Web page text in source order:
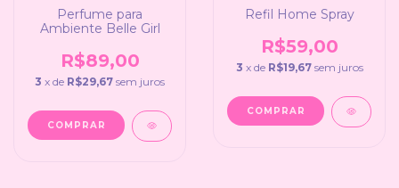
Perfume para
Ambiente Belle Girl
R$89,00
3 x de R$29,67 sem juros
Refil Home Spray
R$59,00
3 x de R$19,67 sem juros
COMPRAR